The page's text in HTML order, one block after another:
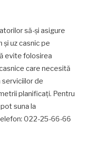
să-și asigure
și uz casnic pe
evite folosirea
care necesită
serviciilor de
planificați. Pentru
suna la
022-25-66-66